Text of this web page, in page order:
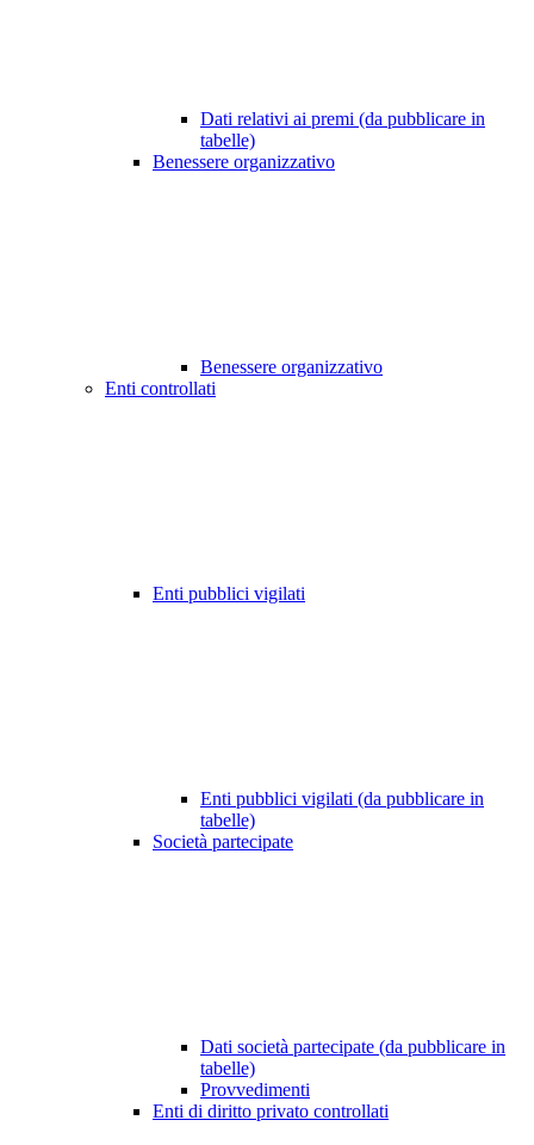
Dati relativi ai premi (da pubblicare in
tabelle)
Benessere organizzativo
Benessere organizzativo
Enti controllati
Enti pubblici vigilati
Enti pubblici vigilati (da pubblicare in
tabelle)
Società partecipate
Dati società partecipate (da pubblicare in
tabelle)
Provvedimenti
Enti di diritto privato controllati